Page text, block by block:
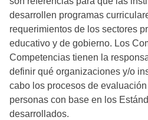
desarrollen programas
requerimientos de los sectores
educativo y de gobierno. Los
Competencias tienen la
definir qué organizaciones y/o
cabo los procesos de
personas con base en los
desarrollados.